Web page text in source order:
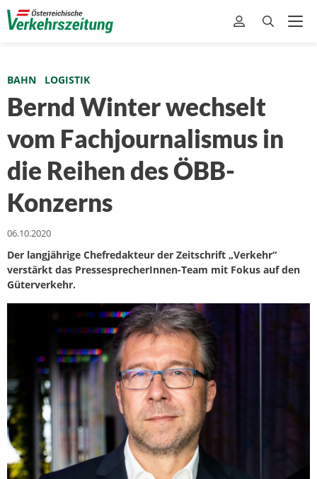
BAHN LOGISTIK
Bernd Winter wechselt
vom Fachjournalismus in
die Reihen des ÖBB-
Konzerns
06.10.2020
Der langjährige Chefredakteur der Zeitschrift „Verkehr“
verstärkt das PressesprecherInnen-Team mit Fokus auf den
Güterverkehr.